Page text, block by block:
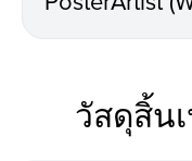
วัสดุสิ้น